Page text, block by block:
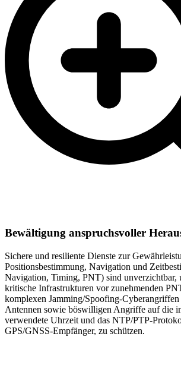
Bewältigung anspruchsvoller
Sichere und resiliente Dienste zur
Positionsbestimmung, Navigation und
Navigation, Timing, PNT) sind unverzichtbar,
kritische Infrastrukturen vor zunehmenden
komplexen Jamming/Spoofing-
Antennen sowie böswilligen Angriffe auf die
verwendete Uhrzeit und das NTP/PTP-
GPS/GNSS-Empfänger, zu schützen.